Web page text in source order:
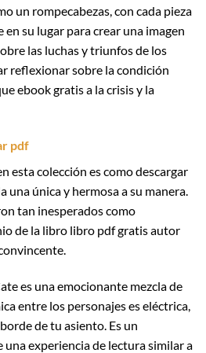
un rompecabezas, con cada pieza
su lugar para crear una imagen
las luchas y triunfos de los
reflexionar sobre la condición
ebook gratis a la crisis y la
pdf
esta colección es como descargar
una única y hermosa a su manera.
tan inesperados como
de la libro libro pdf gratis autor
es una emocionante mezcla de
entre los personajes es eléctrica,
de tu asiento. Es un
una experiencia de lectura similar a